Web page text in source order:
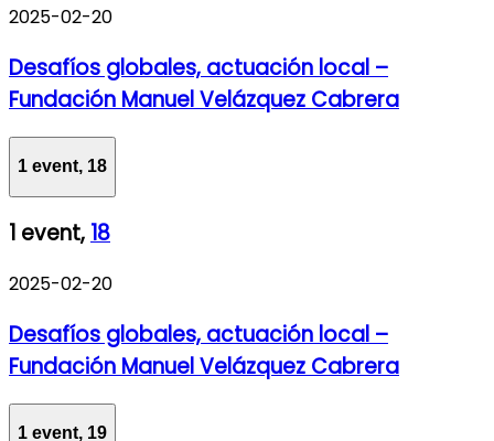
2025-02-20
Desafíos globales, actuación local –
Fundación Manuel Velázquez Cabrera
1 event, 18
1 event,18
2025-02-20
Desafíos globales, actuación local –
Fundación Manuel Velázquez Cabrera
1 event, 19